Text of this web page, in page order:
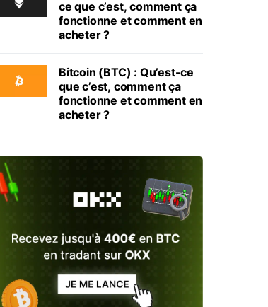
ce que c’est, comment ça
fonctionne et comment en
acheter ?
Bitcoin (BTC) : Qu’est-ce
que c’est, comment ça
fonctionne et comment en
acheter ?